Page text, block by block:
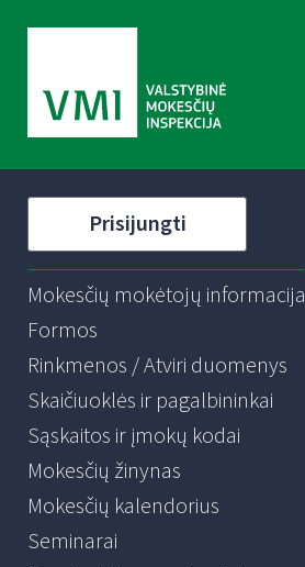
Prisijungti
Mokesčių mokėtojų informacija
Formos
Rinkmenos / Atviri duomenys
Skaičiuoklės ir pagalbininkai
Sąskaitos ir įmokų kodai
Mokesčių žinynas
Mokesčių kalendorius
Seminarai